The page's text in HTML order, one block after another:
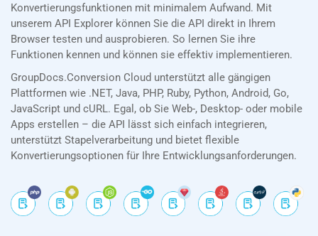
Konvertierungsfunktionen mit minimalem Aufwand. Mit
unserem API Explorer können Sie die API direkt in Ihrem
Browser testen und ausprobieren. So lernen Sie ihre
Funktionen kennen und können sie effektiv implementieren.
GroupDocs.Conversion Cloud unterstützt alle gängigen
Plattformen wie .NET, Java, PHP, Ruby, Python, Android, Go,
JavaScript und cURL. Egal, ob Sie Web-, Desktop- oder mobile
Apps erstellen – die API lässt sich einfach integrieren,
unterstützt Stapelverarbeitung und bietet flexible
Konvertierungsoptionen für Ihre Entwicklungsanforderungen.